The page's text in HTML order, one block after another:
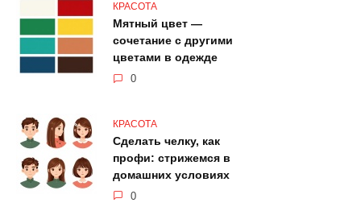
КРАСОТА
Мятный цвет —
сочетание с другими
цветами в одежде
0
КРАСОТА
Сделать челку, как
профи: стрижемся в
домашних условиях
0